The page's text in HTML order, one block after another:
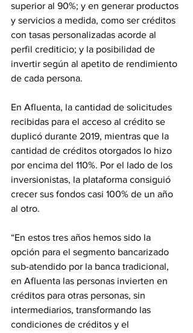
superior al 90%; y en generar productos
y servicios a medida, como ser créditos
con tasas personalizadas acorde al
perfil crediticio; y la posibilidad de
invertir según al apetito de rendimiento
de cada persona.
En Afluenta, la cantidad de solicitudes
recibidas para el acceso al crédito se
duplicó durante 2019, mientras que la
cantidad de créditos otorgados lo hizo
por encima del 110%. Por el lado de los
inversionistas, la plataforma consiguió
crecer sus fondos casi 100% de un año
al otro.
“En estos tres años hemos sido la
opción para el segmento bancarizado
sub-atendido por la banca tradicional,
en Afluenta las personas invierten en
créditos para otras personas, sin
intermediarios, transformando las
condiciones de créditos y el